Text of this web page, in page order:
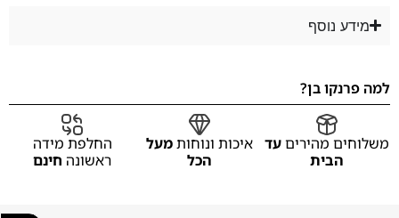
מידע נוסף
למה פרנקו בן?
משלוחים מהיריםעד
הבית
איכות ונוחותמעל
הכל
החלפת מידה
ראשונה חינם